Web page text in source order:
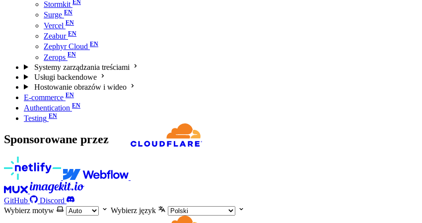
Stormkit
Surge
Vercel
Zeabur
Zephyr Cloud
Zerops
Systemy zarządzania treściami
Usługi backendowe
Hostowanie obrazów i wideo
E-commerce
Authentication
Testing
Sponsorowane przez
GitHub
Discord
Wybierz motyw
Wybierz język